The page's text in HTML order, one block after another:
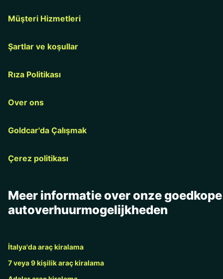
Müşteri Hizmetleri
Şartlar ve koşullar
Rıza Politikası
Over ons
Goldcar'da Çalışmak
Çerez politikası
Meer informatie over onze goedkope
autoverhuurmogelijkheden
İtalya'da araç kiralama
7 veya 9 kişilik araç kiralama